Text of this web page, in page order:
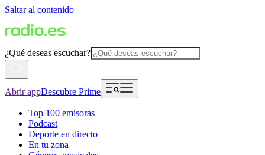
Saltar al contenido
¿Qué deseas escuchar?
Abrir appDescubre Prime
Top 100 emisoras
Podcast
Deporte en directo
En tu zona